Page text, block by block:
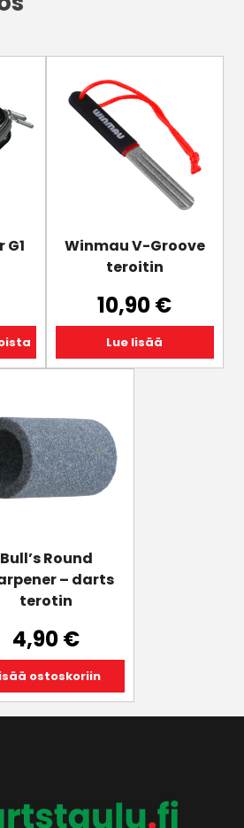
Winmau V-Groove
teroitin
10,90€
Lue lisää
Bull’s Round
– darts
terotin
4,90€
ostoskoriin